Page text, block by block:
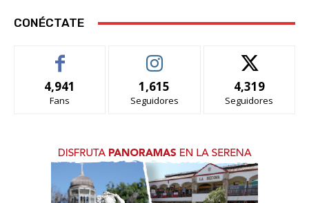
CONÉCTATE
4,941
Fans
1,615
Seguidores
4,319
Seguidores